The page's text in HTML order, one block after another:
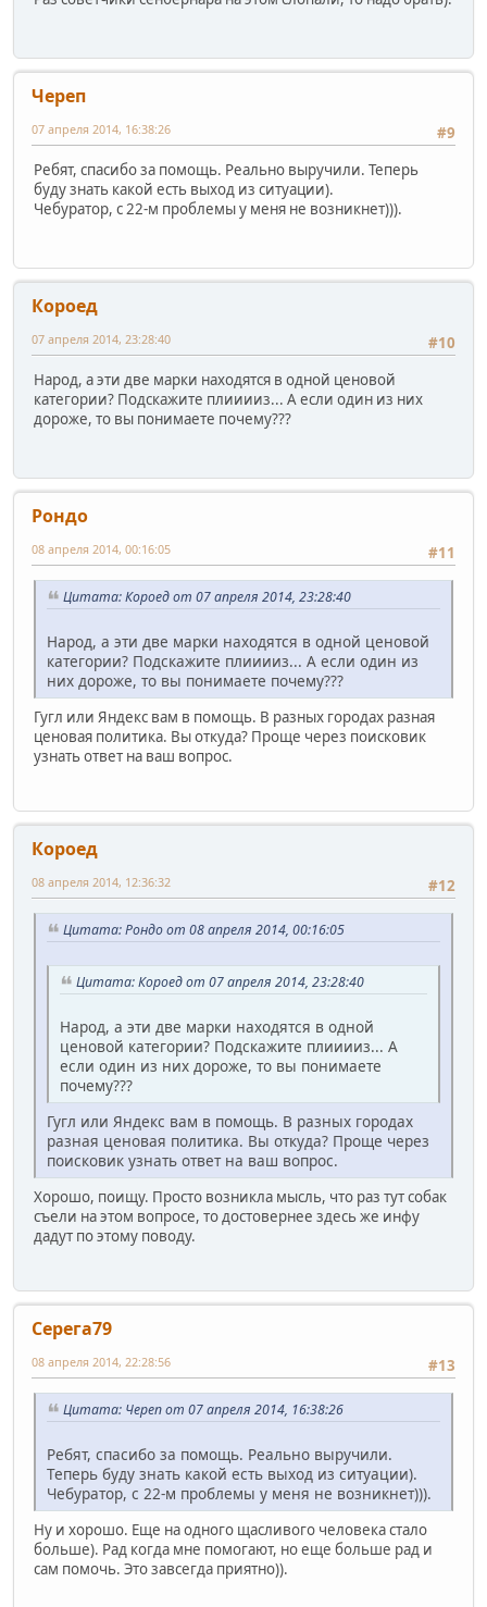
Череп
#9
07 апреля 2014, 16:38:26
Ребят, спасибо за помощь. Реально выручили. Теперь
буду знать какой есть выход из ситуации).
Чебуратор, с 22-м проблемы у меня не возникнет))).
Короед
#10
07 апреля 2014, 23:28:40
Народ, а эти две марки находятся в одной ценовой
категории? Подскажите плииииз... А если один из них
дороже, то вы понимаете почему???
Рондо
#11
08 апреля 2014, 00:16:05
Цитата: Короед от 07 апреля 2014, 23:28:40
Народ, а эти две марки находятся в одной ценовой
категории? Подскажите плииииз... А если один из
них дороже, то вы понимаете почему???
Гугл или Яндекс вам в помощь. В разных городах разная
ценовая политика. Вы откуда? Проще через поисковик
узнать ответ на ваш вопрос.
Короед
#12
08 апреля 2014, 12:36:32
Цитата: Рондо от 08 апреля 2014, 00:16:05
Цитата: Короед от 07 апреля 2014, 23:28:40
Народ, а эти две марки находятся в одной
ценовой категории? Подскажите плииииз... А
если один из них дороже, то вы понимаете
почему???
Гугл или Яндекс вам в помощь. В разных городах
разная ценовая политика. Вы откуда? Проще через
поисковик узнать ответ на ваш вопрос.
Хорошо, поищу. Просто возникла мысль, что раз тут собак
съели на этом вопросе, то достовернее здесь же инфу
дадут по этому поводу.
Серега79
#13
08 апреля 2014, 22:28:56
Цитата: Череп от 07 апреля 2014, 16:38:26
Ребят, спасибо за помощь. Реально выручили.
Теперь буду знать какой есть выход из ситуации).
Чебуратор, с 22-м проблемы у меня не возникнет))).
Ну и хорошо. Еще на одного щасливого человека стало
больше). Рад когда мне помогают, но еще больше рад и
сам помочь. Это завсегда приятно)).